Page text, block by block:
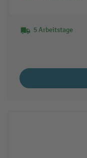
5 Arbeitstage